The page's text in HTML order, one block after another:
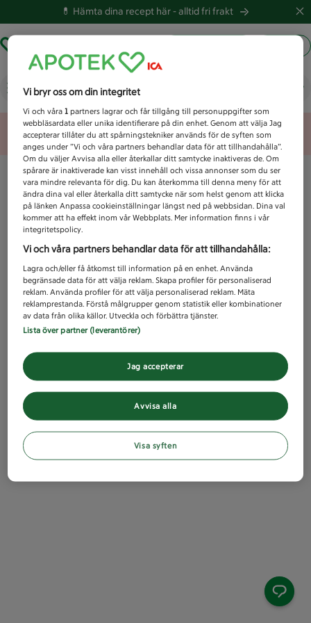
💊 Hämta dina recept här -alltid fri frakt
Vad letar du efter idag?
Unknown error
Vi bryr oss om din integritet
Vi och våra1 partners lagrar och får tillgång till personuppgifter som
webbläsardata eller unika identifierare på din enhet. Genom att välja Jag
accepterar tillåter du att spårningstekniker används för de syften som
anges under ”Vi och våra partners behandlar data för att tillhandahålla”.
Om du väljer Avvisa alla eller återkallar ditt samtycke inaktiveras de. Om
spårare är inaktiverade kan visst innehåll och vissa annonser som du ser
vara mindre relevanta för dig. Du kan återkomma till denna meny för att
ändra dina val eller återkalla ditt samtycke när som helst genom att klicka
på länken Anpassa cookieinställningar längst ned på webbsidan. Dina val
kommer att ha effekt inom vår Webbplats. Mer information finns i vår
integritetspolicy.
Vi och våra partners behandlar data för att tillhandahålla:
Lagra och/eller få åtkomst till information på en enhet. Använda
begränsade data för att välja reklam. Skapa profiler för personaliserad
reklam. Använda profiler för att välja personaliserad reklam. Mäta
reklamprestanda. Förstå målgrupper genom statistik eller kombinationer
av data från olika källor. Utveckla och förbättra tjänster.
Lista över partner (leverantörer)
Avvisa alla
Jag accepterar
Visa syften